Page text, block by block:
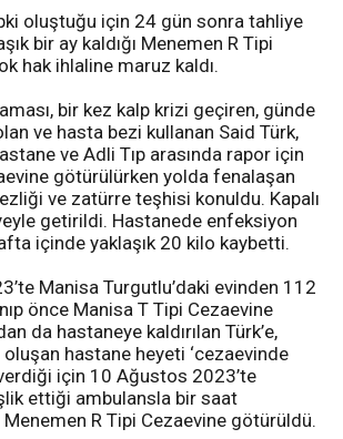
oluştuğu için 24 gün sonra tahliye
bir ay kaldığı Menemen R Tipi
hak ihlaline maruz kaldı.
bir kez kalp krizi geçiren, günde
ve hasta bezi kullanan Said Türk,
ve Adli Tıp arasında rapor için
götürülürken yolda fenalaşan
ve zatürre teşhisi konuldu. Kapalı
getirildi. Hastanede enfeksiyon
içinde yaklaşık 20 kilo kaybetti.
Manisa Turgutlu’daki evinden 112
önce Manisa T Tipi Cezaevine
da hastaneye kaldırılan Türk’e,
hastane heyeti ‘cezaevinde
için 10 Ağustos 2023’te
ettiği ambulansla bir saat
R Tipi Cezaevine götürüldü.